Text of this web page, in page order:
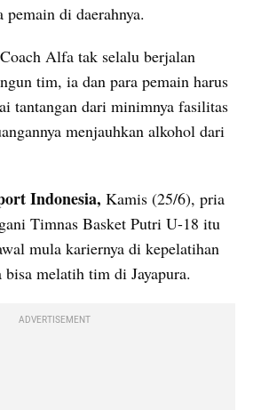
di daerahnya.
Alfa tak selalu berjalan
tim, ia dan para pemain harus
tantangan dari minimnya fasilitas
menjauhkan alkohol dari
Indonesia, Kamis (25/6), pria
Timnas Basket Putri U-18 itu
mula kariernya di kepelatihan
melatih tim di Jayapura.
ADVERTISEMENT